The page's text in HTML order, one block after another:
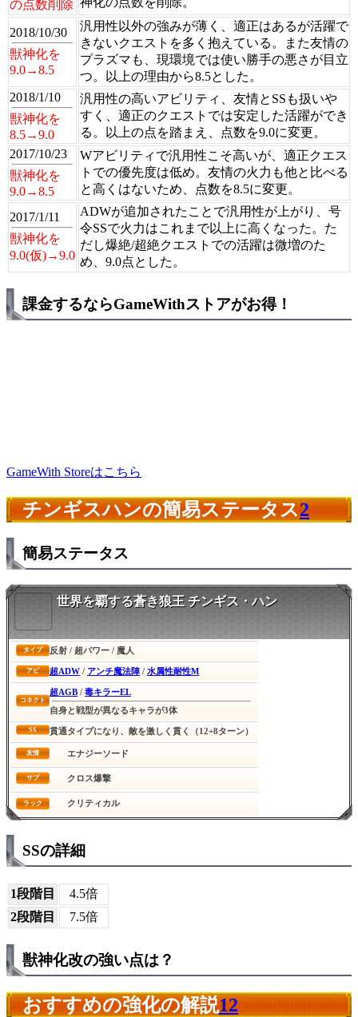
の点数削除
2018/10/30
獣神化を
9.0→8.5
汎用性以外の強みが薄く、適正はあるが活躍で
きないクエストを多く抱えている。また友情の
プラズマも、現環境では使い勝手の悪さが目立
つ。以上の理由から8.5とした。
2018/1/10
獣神化を
8.5→9.0
汎用性の高いアビリティ、友情とSSも扱いや
すく、適正のクエストでは安定した活躍ができ
る。以上の点を踏まえ、点数を9.0に変更。
2017/10/23
獣神化を
9.0→8.5
Wアビリティで汎用性こそ高いが、適正クエス
トでの優先度は低め。友情の火力も他と比べる
と高くはないため、点数を8.5に変更。
2017/1/11
獣神化を
9.0(仮)→9.0
ADWが追加されたことで汎用性が上がり、号
令SSで火力はこれまで以上に高くなった。た
だし爆絶/超絶クエストでの活躍は微増のた
め、9.0点とした。
課金するならGameWithストアがお得！
GameWith Storeはこちら
チンギスハンの簡易ステータス2
簡易ステータス
世界を覇する蒼き狼王 チンギス・ハン
タイプ 反射 / 超パワー / 魔人
アビ 超ADW / アンチ魔法陣 / 水属性耐性M
コネクト
超AGB / 毒キラーEL
自身と戦型が異なるキャラが3体
SS 貫通タイプになり、敵を激しく貫く（12+8ターン）
友情 エナジーソード
サブ クロス爆撃
ラック クリティカル
SSの詳細
1段階目
4.5倍
2段階目
7.5倍
獣神化改の強い点は？
おすすめの強化の解説12